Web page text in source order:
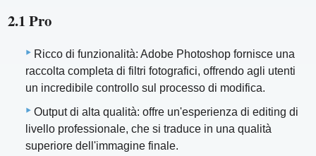
2.1 Pro
Ricco di funzionalità: Adobe Photoshop fornisce una
raccolta completa di filtri fotografici, offrendo agli utenti
un incredibile controllo sul processo di modifica.
Output di alta qualità: offre un'esperienza di editing di
livello professionale, che si traduce in una qualità
superiore dell'immagine finale.